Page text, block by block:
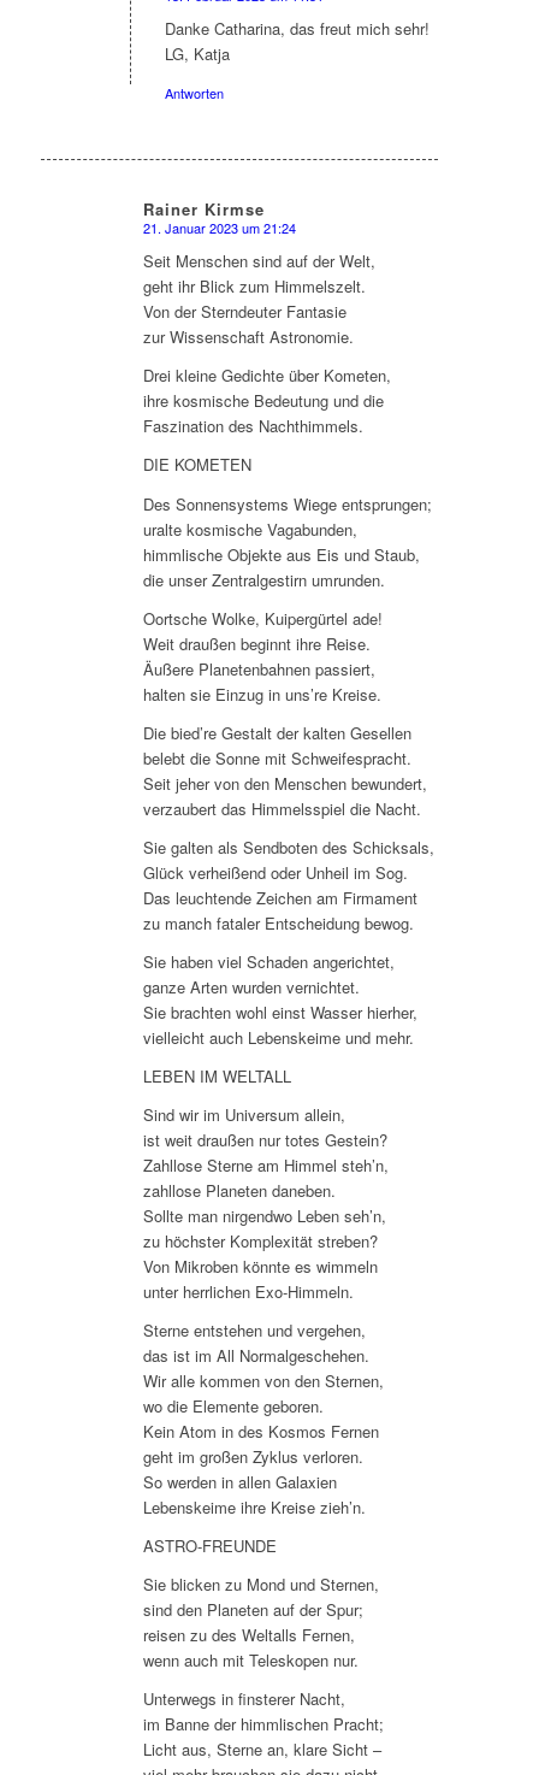
sagte:
Danke Catharina, das freut mich sehr!
LG, Katja
Antworten
Rainer Kirmse
sagte:
21. Januar 2023 um 21:24
Seit Menschen sind auf der Welt,
geht ihr Blick zum Himmelszelt.
Von der Sterndeuter Fantasie
zur Wissenschaft Astronomie.
Drei kleine Gedichte über Kometen,
ihre kosmische Bedeutung und die
Faszination des Nachthimmels.
DIE KOMETEN
Des Sonnensystems Wiege entsprungen;
uralte kosmische Vagabunden,
himmlische Objekte aus Eis und Staub,
die unser Zentralgestirn umrunden.
Oortsche Wolke, Kuipergürtel ade!
Weit draußen beginnt ihre Reise.
Äußere Planetenbahnen passiert,
halten sie Einzug in uns’re Kreise.
Die bied’re Gestalt der kalten Gesellen
belebt die Sonne mit Schweifespracht.
Seit jeher von den Menschen bewundert,
verzaubert das Himmelsspiel die Nacht.
Sie galten als Sendboten des Schicksals,
Glück verheißend oder Unheil im Sog.
Das leuchtende Zeichen am Firmament
zu manch fataler Entscheidung bewog.
Sie haben viel Schaden angerichtet,
ganze Arten wurden vernichtet.
Sie brachten wohl einst Wasser hierher,
vielleicht auch Lebenskeime und mehr.
LEBEN IM WELTALL
Sind wir im Universum allein,
ist weit draußen nur totes Gestein?
Zahllose Sterne am Himmel steh’n,
zahllose Planeten daneben.
Sollte man nirgendwo Leben seh’n,
zu höchster Komplexität streben?
Von Mikroben könnte es wimmeln
unter herrlichen Exo-Himmeln.
Sterne entstehen und vergehen,
das ist im All Normalgeschehen.
Wir alle kommen von den Sternen,
wo die Elemente geboren.
Kein Atom in des Kosmos Fernen
geht im großen Zyklus verloren.
So werden in allen Galaxien
Lebenskeime ihre Kreise zieh’n.
ASTRO-FREUNDE
Sie blicken zu Mond und Sternen,
sind den Planeten auf der Spur;
reisen zu des Weltalls Fernen,
wenn auch mit Teleskopen nur.
Unterwegs in finsterer Nacht,
im Banne der himmlischen Pracht;
Licht aus, Sterne an, klare Sicht –